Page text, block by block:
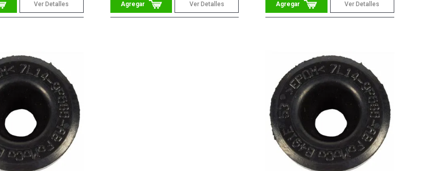
Ver Detalles Ver Detalles Ver Detalles